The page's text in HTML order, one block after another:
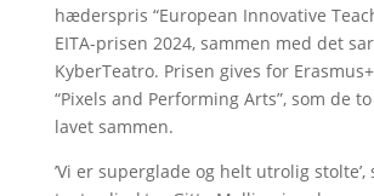
hæderspris “European Innovative
EITA-prisen 2024, sammen med det
KyberTeatro. Prisen gives for
“Pixels and Performing Arts”, som de
lavet sammen.
’Vi er superglade og helt utrolig stolte’,